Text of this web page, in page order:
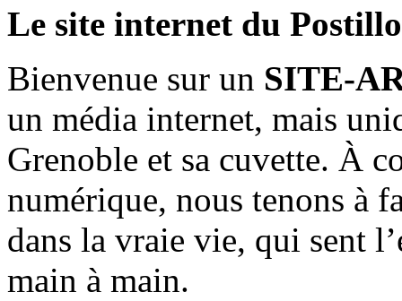
Le site internet du
Bienvenue sur un SITE-
un média internet, mais
Grenoble et sa cuvette. À
numérique, nous tenons à
dans la vraie vie, qui sent
main à main.